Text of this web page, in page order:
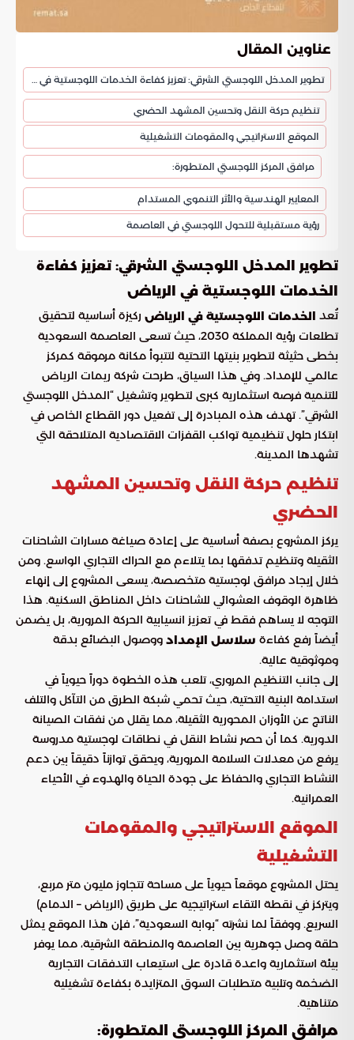
عناوين المقال
تطوير المدخل اللوجستي الشرقي: تعزيز كفاءة الخدمات اللوجستية في الرياض
تنظيم حركة النقل وتحسين المشهد الحضري
الموقع الاستراتيجي والمقومات التشغيلية
مرافق المركز اللوجستي المتطورة:
المعايير الهندسية والأثر التنموي المستدام
رؤية مستقبلية للتحول اللوجستي في العاصمة
تطوير المدخل اللوجستي الشرقي: تعزيز كفاءة
الخدمات اللوجستية في الرياض
تُعد الخدمات اللوجستية في الرياض ركيزة أساسية لتحقيق
تطلعات رؤية المملكة 2030، حيث تسعى العاصمة السعودية
بخطى حثيثة لتطوير بنيتها التحتية لتتبوأ مكانة مرموقة كمركز
عالمي للإمداد. وفي هذا السياق، طرحت شركة ريمات الرياض
للتنمية فرصة استثمارية كبرى لتطوير وتشغيل “المدخل اللوجستي
الشرقي”. تهدف هذه المبادرة إلى تفعيل دور القطاع الخاص في
ابتكار حلول تنظيمية تواكب القفزات الاقتصادية المتلاحقة التي
تشهدها المدينة.
تنظيم حركة النقل وتحسين المشهد
الحضري
يركز المشروع بصفة أساسية على إعادة صياغة مسارات الشاحنات
الثقيلة وتنظيم تدفقها بما يتلاءم مع الحراك التجاري الواسع. ومن
خلال إيجاد مرافق لوجستية متخصصة، يسعى المشروع إلى إنهاء
ظاهرة الوقوف العشوائي للشاحنات داخل المناطق السكنية. هذا
التوجه لا يساهم فقط في تعزيز انسيابية الحركة المرورية، بل يضمن
أيضاً رفع كفاءة سلاسل الإمداد ووصول البضائع بدقة
وموثوقية عالية.
إلى جانب التنظيم المروري، تلعب هذه الخطوة دوراً حيوياً في
استدامة البنية التحتية، حيث تحمي شبكة الطرق من التآكل والتلف
الناتج عن الأوزان المحورية الثقيلة، مما يقلل من نفقات الصيانة
الدورية. كما أن حصر نشاط النقل في نطاقات لوجستية مدروسة
يرفع من معدلات السلامة المرورية، ويحقق توازناً دقيقاً بين دعم
النشاط التجاري والحفاظ على جودة الحياة والهدوء في الأحياء
العمرانية.
الموقع الاستراتيجي والمقومات
التشغيلية
يحتل المشروع موقعاً حيوياً على مساحة تتجاوز مليون متر مربع،
ويتركز في نقطة التقاء استراتيجية على طريق (الرياض – الدمام)
السريع. ووفقاً لما نشرته “بوابة السعودية”، فإن هذا الموقع يمثل
حلقة وصل جوهرية بين العاصمة والمنطقة الشرقية، مما يوفر
بيئة استثمارية واعدة قادرة على استيعاب التدفقات التجارية
الضخمة وتلبية متطلبات السوق المتزايدة بكفاءة تشغيلية
متناهية.
مرافق المركز اللوجستي المتطورة: